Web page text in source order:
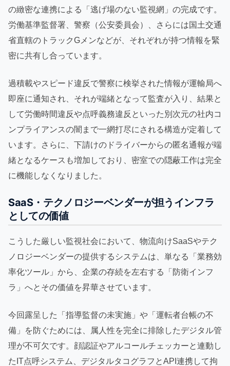
の緻密な連携による「逃げ場のない監視網」の完成です。
労働基準監督署、警察（公安委員会）、さらには国土交通
省直轄のトラックGメンなどが、それぞれが持つ情報を緊
密に共有し合っています。
過積載やスピード違反で警察に検挙された情報が運輸局へ
即座に通知され、それが端緒となって監査が入り、結果と
して労働時間違反や点呼義務違反といった別次元の社内コ
ンプライアンスの闇まで一網打尽にされる構造が定着して
います。さらに、下請けのドライバーからの匿名通報が端
緒となるケースも増加しており、密室での隠蔽工作は完全
に機能しなくなりました。
SaaS・テクノロジーベンダーが担うインフラ
としての価値
こうした厳しい監視社会において、物流向けSaaSやテク
ノロジーベンダーの提供するシステムは、単なる「業務効
率化ツール」から、企業の存続を左右する「防衛インフ
ラ」へとその価値を昇華させています。
今回露呈した「指導監督の未実施」や「運転者台帳の不
備」を防ぐためには、属人性を完全に排除したデジタル管
理が不可欠です。顔認証やアルコールチェッカーと連動し
たIT点呼システム、デジタルタコグラフとAPI連携して拘